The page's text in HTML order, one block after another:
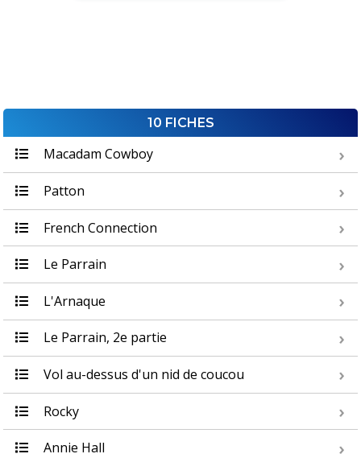
10 FICHES
Macadam Cowboy
Patton
French Connection
Le Parrain
L'Arnaque
Le Parrain, 2e partie
Vol au-dessus d'un nid de coucou
Rocky
Annie Hall